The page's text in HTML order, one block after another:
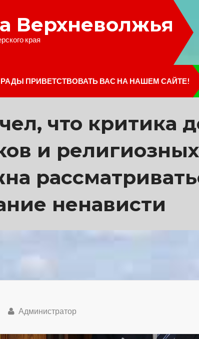
Верхневолжья
края
ПРИВЕТСТВОВАТЬ ВАС НА НАШЕМ САЙТЕ!
что критика
и
ненависти
Администратор